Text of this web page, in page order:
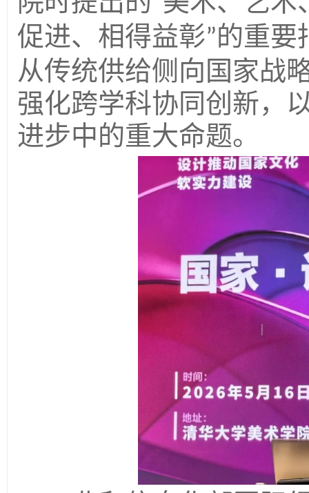
促进、相得益彰”的重要
从传统供给侧向国家战
强化跨学科协同创新，
进步中的重大命题。